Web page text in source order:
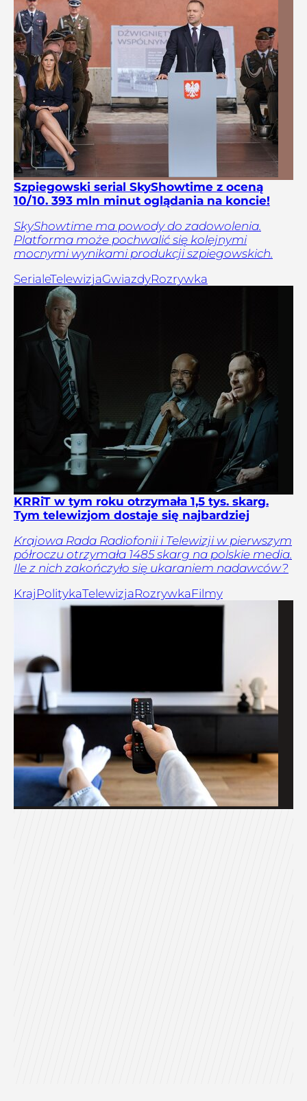
Szpiegowski serial SkyShowtime z oceną
10/10. 393 mln minut oglądania na koncie!
SkyShowtime ma powody do zadowolenia.
Platforma może pochwalić się kolejnymi
mocnymi wynikami produkcji szpiegowskich.
SerialeTelewizjaGwiazdyRozrywka
KRRiT w tym roku otrzymała 1,5 tys. skarg.
Tym telewizjom dostaje się najbardziej
Krajowa Rada Radiofonii i Telewizji w pierwszym
półroczu otrzymała 1485 skarg na polskie media.
Ile z nich zakończyło się ukaraniem nadawców?
Kraj PolitykaTelewizjaRozrywkaFilmy